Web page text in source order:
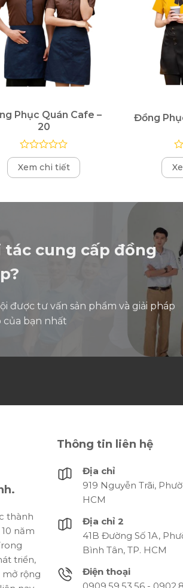
Phục Quán Cafe –
20
Được
xếp
hạng
Xem chi tiết
Đồng
cung cấp đồng
được tư vấn sản phẩm và giải pháp
bạn nhất
thành
năm
triển,
rộng
Thông tin liên hệ
Địa chỉ
919 Nguyễn Trãi,
HCM
Địa chỉ 2
41B Đường Số 1A,
Bình Tân, TP. HCM
Điện thoại